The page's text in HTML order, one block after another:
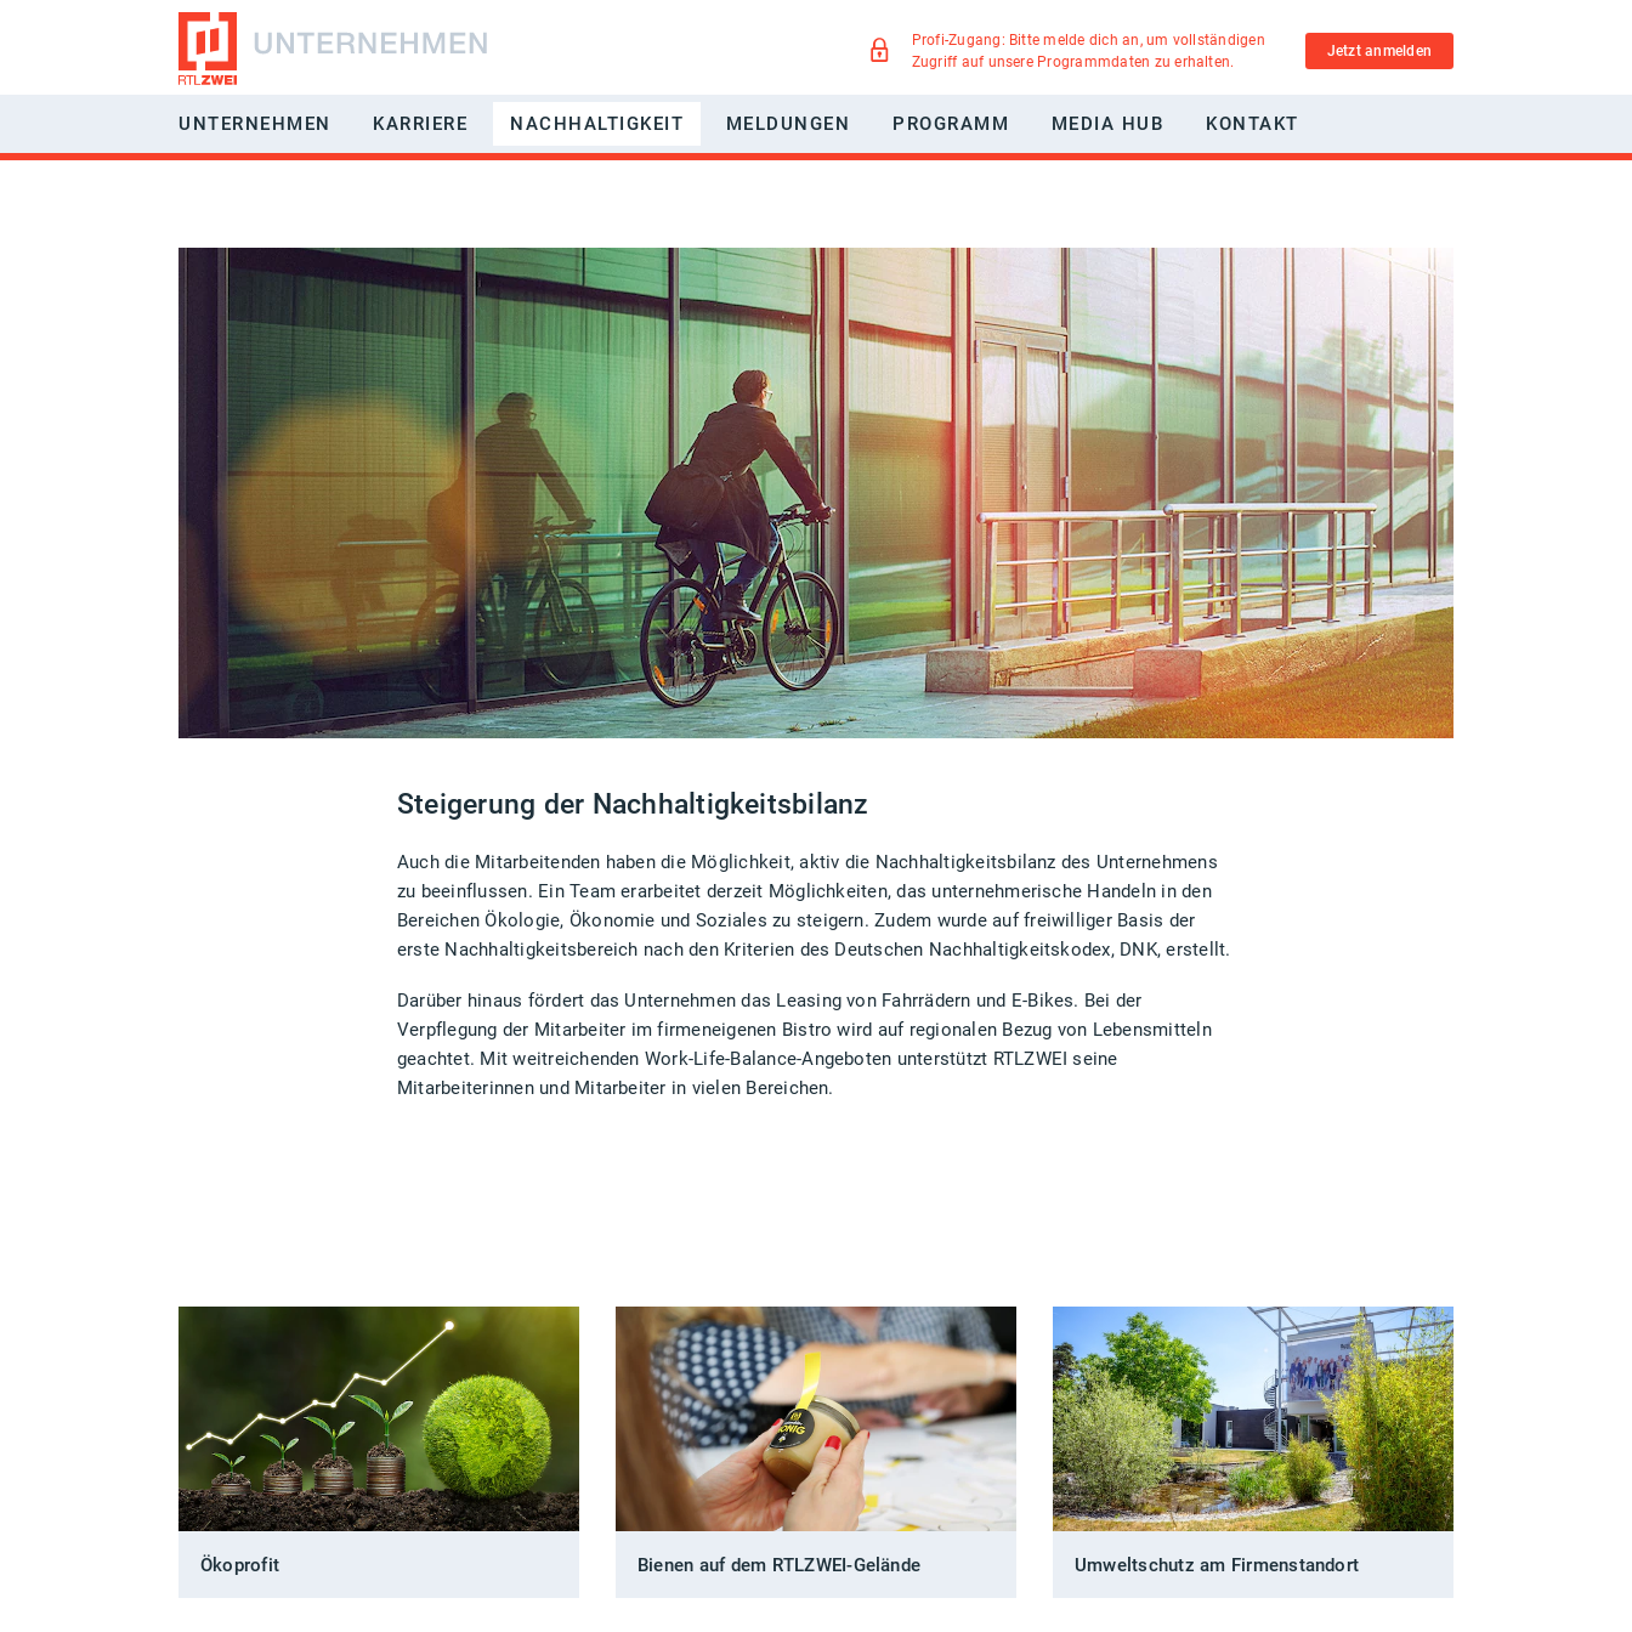
UNTERNEHMEN
VERMARKTUNG
MANAGEMENT
GESELLSCHAFTER
EMPFANGBARKEIT
KARRIERE
EIN-/AUFSTIEGSMÖGLICHKEITEN
HÄUFIG GESTELLTE FRAGEN
NACHHALTIGKEIT
UMWELTSCHUTZ
SOZIALE VERANTWORTUNG
MELDUNGEN PROGRAMM MEDIA HUB KONTAKT
Profi-Zugang: Bitte melde dich an, um vollständigen
Zugriff auf unsere Programmdaten zu erhalten.
Jetzt anmelden
Steigerung der Nachhaltigkeitsbilanz
Auch die Mitarbeitenden haben die Möglichkeit, aktiv die Nachhaltigkeitsbilanz des Unternehmens
zu beeinflussen. Ein Team erarbeitet derzeit Möglichkeiten, das unternehmerische Handeln in den
Bereichen Ökologie, Ökonomie und Soziales zu steigern. Zudem wurde auf freiwilliger Basis der
erste Nachhaltigkeitsbereich nach den Kriterien des Deutschen Nachhaltigkeitskodex, DNK, erstellt.
Darüber hinaus fördert das Unternehmen das Leasing von Fahrrädern und E-Bikes. Bei der
Verpflegung der Mitarbeiter im firmeneigenen Bistro wird auf regionalen Bezug von Lebensmitteln
geachtet. Mit weitreichenden Work-Life-Balance-Angeboten unterstützt RTLZWEI seine
Mitarbeiterinnen und Mitarbeiter in vielen Bereichen.
Ökoprofit Bienen auf dem RTLZWEI-Gelände Umweltschutz am Firmenstandort